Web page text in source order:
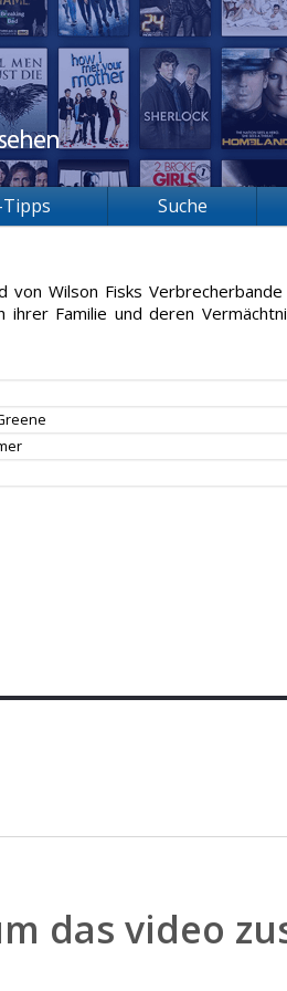
Suche
von Wilson Fisks
Familie und deren
das video